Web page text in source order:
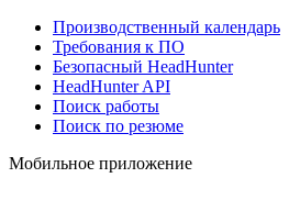
Производственный календарь
Требования к ПО
Безопасный HeadHunter
HeadHunter API
Поиск работы
Поиск по резюме
Мобильное приложение